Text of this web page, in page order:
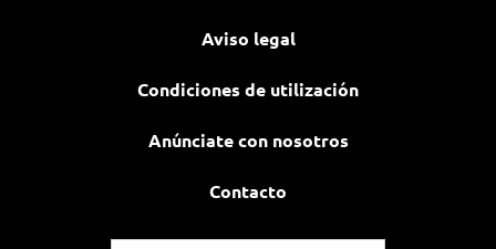
Aviso legal
Condiciones de utilización
Anúnciate con nosotros
Contacto